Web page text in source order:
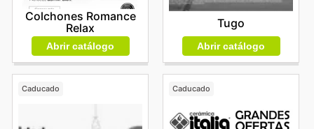
Colchones Romance
Relax
Abrir catálogo
Tugo
Abrir catálogo
Caducado Caducado